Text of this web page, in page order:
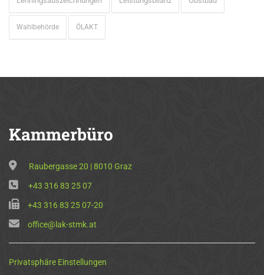
Wahlbehörde ÖLAKT
Kammerbüro
Raubergasse 20 | 8010 Graz
+43 316 83 25 07
+43 316 83 25 07-20
office@lak-stmk.at
Privatsphäre Einstellungen